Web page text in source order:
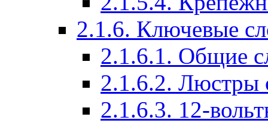
2.1.6. Ключевые
2.1.6.1. Общие
2.1.6.2.
2.1.6.3. 12-